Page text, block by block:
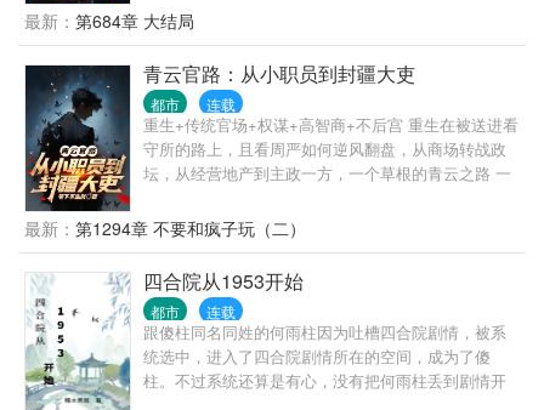
100点。” “恭喜你率领小弟做起了正当生意，奖励善功
500点。” “恭喜你资助福利院五百万，奖励善功5000
点。” ...... 在发现善功能够用来兑换各种东西后，沈栋
彻底爱上了做善事。 黄志诚：一千万善款？你确定捐
款人是洪兴的扛把子？ 李文彬：很难相信这个与孩子
们玩在一起的人是个江湖大佬。 陆启昌：沈栋有慈善
护体，我们动不了他。 ...... 我是洪兴扛把子沈栋，一
不留神，从一个古惑仔变成了港岛最有名的大富豪和
最新： 第684章 大结局
青云官路：从小职员到封疆大吏
都市 连载
重生+传统官场+权谋+高智商+不后宫 重生在被送进看
守所的路上，且看周严如何逆风翻盘，从商场转战政
坛，从经营地产到主政一方，一个草根的青云之路 一
人物，有着普通人该有的七情六欲，也有着做一番事
业的野望。商海也好，政治也好，做一个能够守住良
知底线的人，就是最大的成功。
最新： 第1294章 不要和疯子玩（二）
四合院从1953开始
都市 连载
跟傻柱同名同姓的何雨柱因为吐槽四合院剧情，被系
统选中，进入了四合院剧情所在的空间，成为了傻
柱。不过系统还算是有心，没有把何雨柱丢到剧情开